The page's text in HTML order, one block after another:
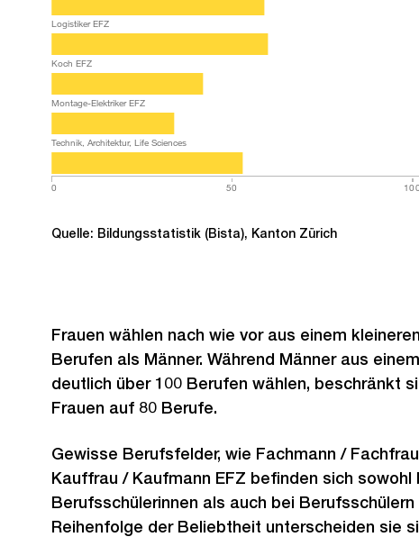
0 50 100
Logistiker EFZ
Koch EFZ
Montage-Elektriker EFZ
Technik, Architektur, Life Sciences
Quelle: Bildungsstatistik (Bista), Kanton Zürich
Frauen wählen nach wie vor aus einem
Berufen als Männer. Während Männer aus
deutlich über 100 Berufen wählen, beschränkt
Frauen auf 80 Berufe.
Gewisse Berufsfelder, wie Fachmann /
Kauffrau / Kaufmann EFZ befinden sich sowohl
Berufsschülerinnen als auch bei Berufsschülern
Reihenfolge der Beliebtheit unterscheiden sie